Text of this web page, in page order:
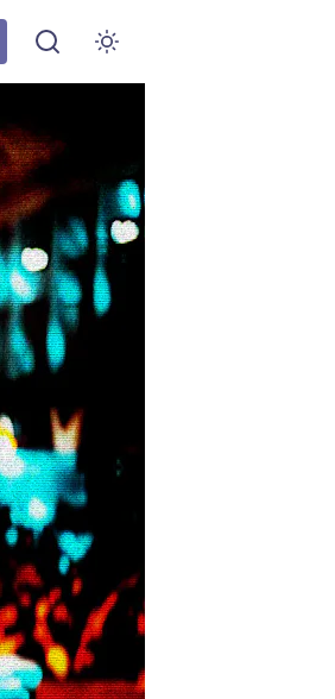
Abrir menu de definições
Ativar modo escuro